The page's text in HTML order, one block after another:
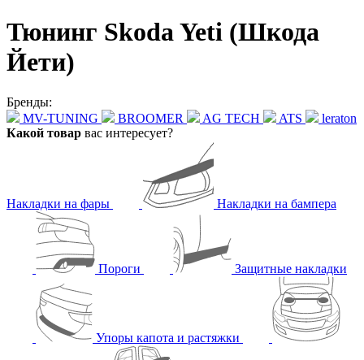
Тюнинг Skoda Yeti (Шкода
Йети)
Бренды:
MV-TUNING
BROOMER AG TECH ATS
leraton
Какой товар вас интересует?
Накладки на фары Накладки на бампера
Пороги Защитные накладки
Упоры капота и растяжки